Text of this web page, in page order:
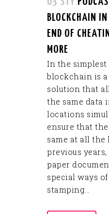
BLOCKCHAIN
END OF
MORE
In the simplest
blockchain is
solution that
the same data
locations
ensure that
same at all the
previous
paper
special ways
stamping...